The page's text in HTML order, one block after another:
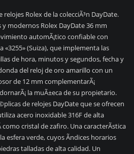
Rolex de la colecciÃ³n DayDate.
y modernos Rolex DayDate 36 mm
automÃ¡tico confiable con
«3255» (Suiza), que implementa las
de hora, minutos y segundos, fecha y
del reloj de oro amarillo con un
de 12 mm complementarÃ¡
la muÃ±eca de su propietario.
de relojes DayDate que se ofrecen
acero inoxidable 316F de alta
como cristal de zafiro. Una caracterÃ­stica
esfera verde, cuyos Ã­ndices horarios
talladas de alta calidad. Un